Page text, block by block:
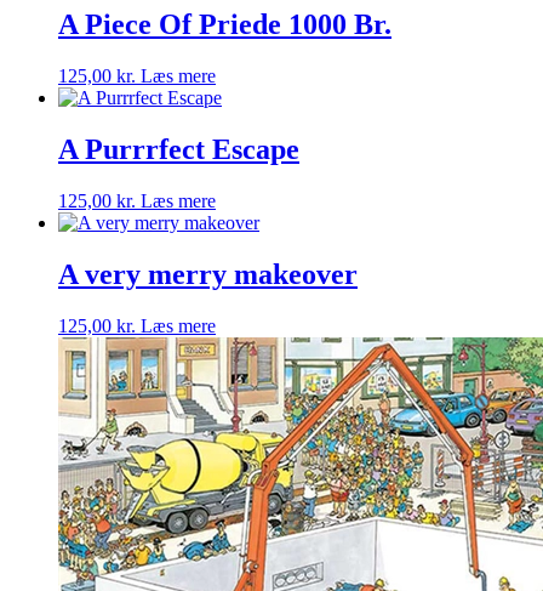
A Piece Of Priede 1000 Br.
125,00 kr. Læs mere
A Purrrfect Escape
125,00 kr. Læs mere
A very merry makeover
125,00 kr. Læs mere